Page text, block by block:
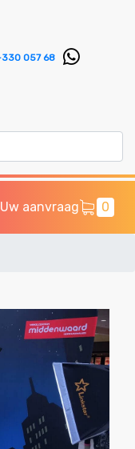
330 057 68
Uw aanvraag 0